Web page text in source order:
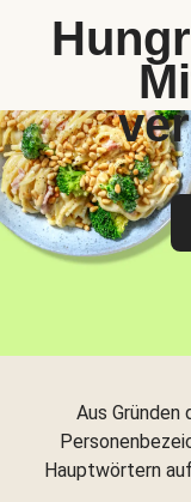
Aus
Hauptwörtern